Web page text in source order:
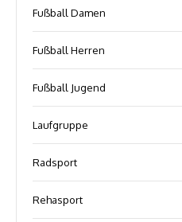
Fußball Damen
Fußball Herren
Fußball Jugend
Laufgruppe
Radsport
Rehasport